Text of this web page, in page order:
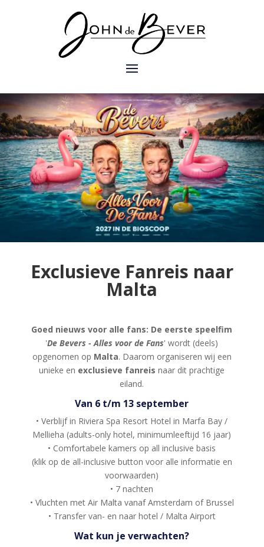
Exclusieve Fanreis naar
Malta
Goed nieuws voor alle fans: De eerste speelfim
'De Bevers - Alles voor de Fans' wordt (deels)
opgenomen op Malta. Daarom organiseren wij een
unieke en exclusieve fanreis naar dit prachtige
eiland.
Van 6 t/m 13 september
• Verblijf in Riviera Spa Resort Hotel in Marfa Bay /
Mellieha (adults-only hotel, minimumleeftijd 16 jaar)
• Comfortabele kamers op all inclusive basis
(klik op de all-inclusive button voor alle informatie en
voorwaarden)
• 7 nachten
• Vluchten met Air Malta vanaf Amsterdam of Brussel
• Transfer van- en naar hotel / Malta Airport
Wat kun je verwachten?